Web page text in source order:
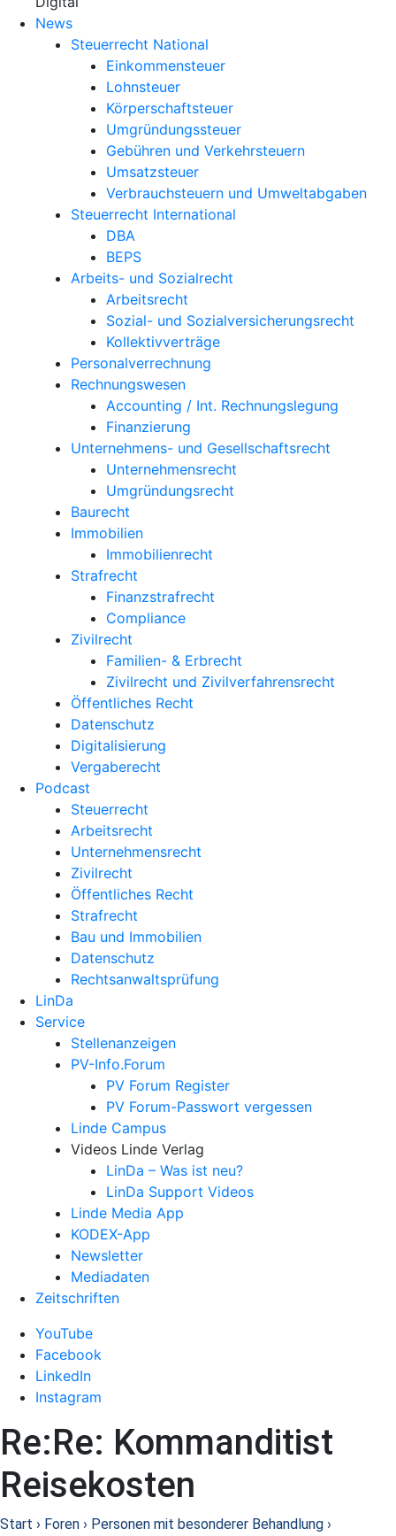
News
Steuerrecht National
Einkommensteuer
Lohnsteuer
Körperschaftsteuer
Umgründungssteuer
Gebühren und Verkehrsteuern
Umsatzsteuer
Verbrauchsteuern und Umweltabgaben
Steuerrecht International
DBA
BEPS
Arbeits- und Sozialrecht
Arbeitsrecht
Sozial- und Sozialversicherungsrecht
Kollektivverträge
Personalverrechnung
Rechnungswesen
Accounting / Int. Rechnungslegung
Finanzierung
Unternehmens- und Gesellschaftsrecht
Unternehmensrecht
Umgründungsrecht
Baurecht
Immobilien
Immobilienrecht
Strafrecht
Finanzstrafrecht
Compliance
Zivilrecht
Familien- & Erbrecht
Zivilrecht und Zivilverfahrensrecht
Öffentliches Recht
Datenschutz
Digitalisierung
Vergaberecht
Podcast
Steuerrecht
Arbeitsrecht
Unternehmens­recht
Zivilrecht
Öffentliches Recht
Strafrecht
Bau und Immobilien
Datenschutz
Rechtsanwalts­prüfung
LinDa
Service
Stellenanzeigen
PV-Info.Forum
PV Forum Register
PV Forum-Passwort vergessen
Linde Campus
Videos Linde Verlag
LinDa – Was ist neu?
LinDa Support Videos
Linde Media App
KODEX-App
Newsletter
Mediadaten
Zeitschriften
YouTube
Facebook
LinkedIn
Instagram
Re:Re: Kommanditist
Reisekosten
Start › Foren › Personen mit besonderer Behandlung ›